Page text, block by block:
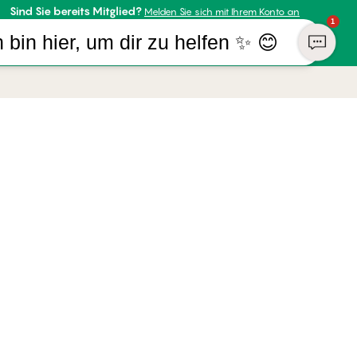
Sind Sie bereits Mitglied? Melden Sie sich mit Ihrem Konto an
1
bin hier, um dir zu helfen ✨ 😊